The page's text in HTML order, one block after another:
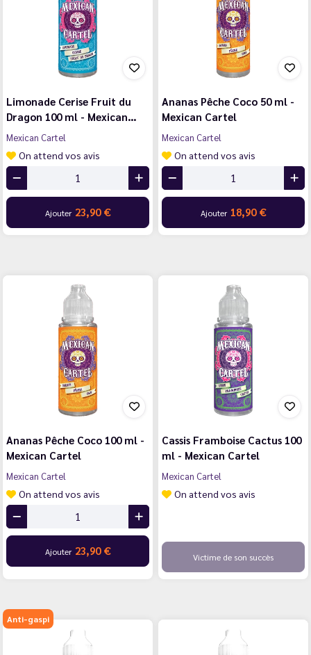
Limonade Cerise Fruit du
Dragon 100 ml - Mexican…
Mexican Cartel
On attend vos avis
Ajouter 23,90 €
Ananas Pêche Coco 50 ml -
Mexican Cartel
Mexican Cartel
On attend vos avis
Ajouter 18,90 €
Ananas Pêche Coco 100 ml -
Mexican Cartel
Mexican Cartel
On attend vos avis
Ajouter 23,90 €
Cassis Framboise Cactus 100
ml - Mexican Cartel
Mexican Cartel
On attend vos avis
Victime de son succès
Anti-gaspi